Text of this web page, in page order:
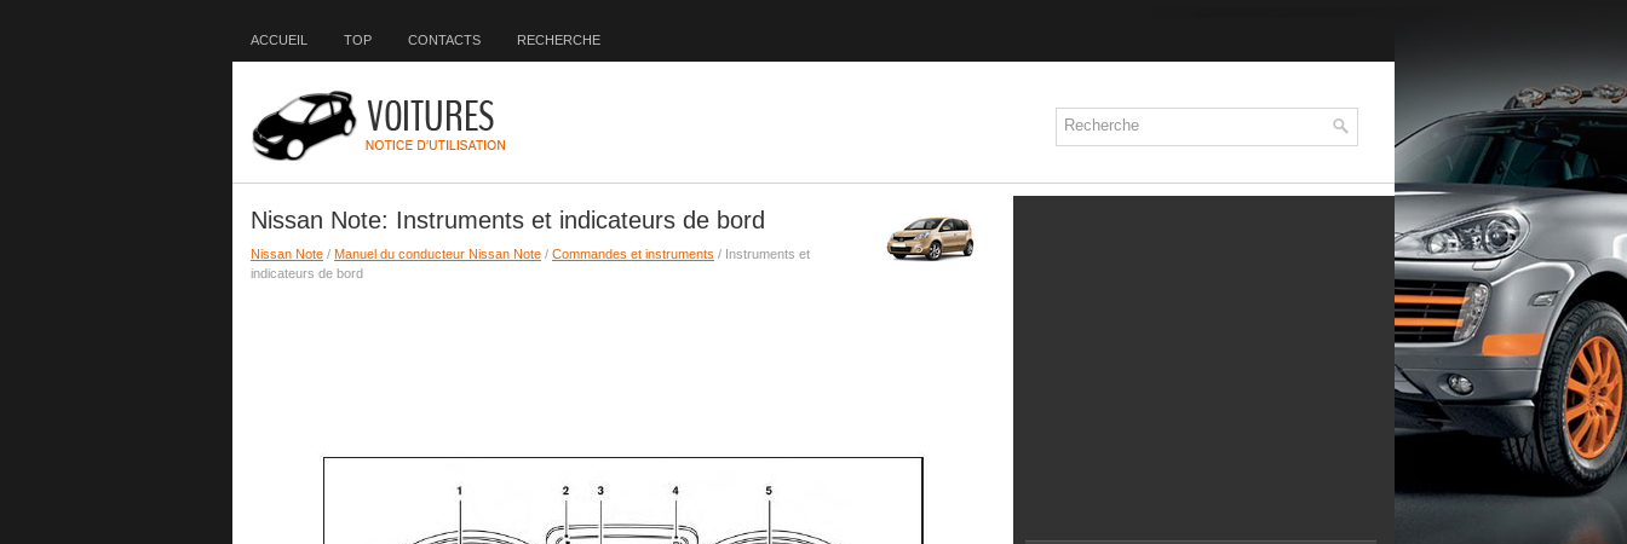
ACCUEIL TOP CONTACTS RECHERCHE
Nissan Note: Instruments et indicateurs de bord
Nissan Note / Manuel du conducteur Nissan Note / Commandes et instruments / Instruments et
indicateurs de bord